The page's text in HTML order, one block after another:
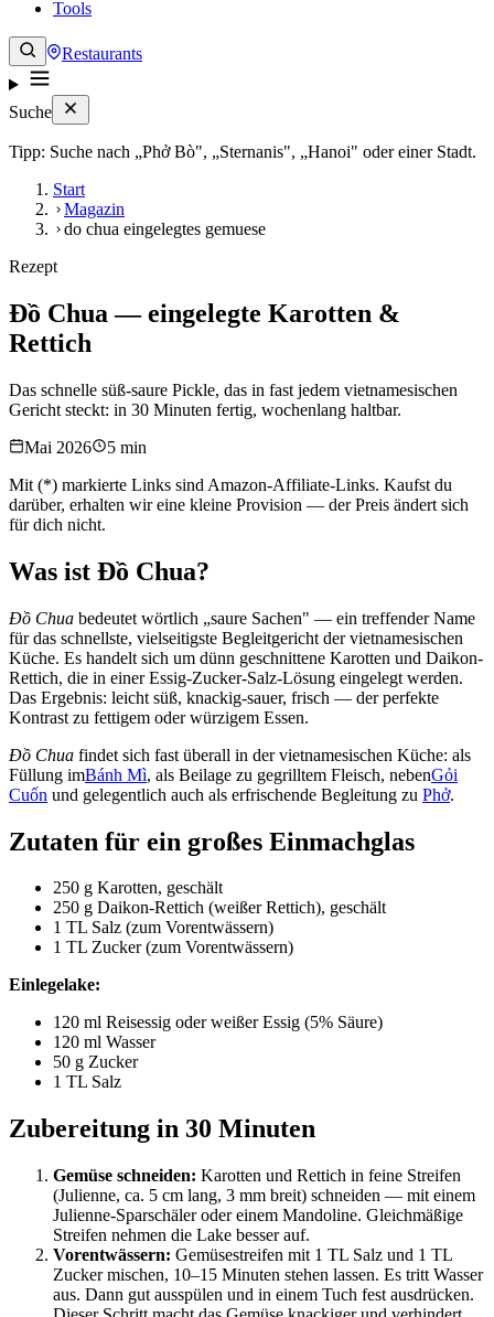
Tools
Restaurants
Suche
Tipp: Suche nach „Phở Bò", „Sternanis", „Hanoi" oder einer Stadt.
Start
Magazin
do chua eingelegtes gemuese
Rezept
Đồ Chua — eingelegte Karotten &
Rettich
Das schnelle süß-saure Pickle, das in fast jedem vietnamesischen
Gericht steckt: in 30 Minuten fertig, wochenlang haltbar.
Mai 2026
5 min
Mit (*) markierte Links sind Amazon-Affiliate-Links. Kaufst du
darüber, erhalten wir eine kleine Provision — der Preis ändert sich
für dich nicht.
Was ist Đồ Chua?
Đồ Chua bedeutet wörtlich „saure Sachen" — ein treffender Name
für das schnellste, vielseitigste Begleitgericht der vietnamesischen
Küche. Es handelt sich um dünn geschnittene Karotten und Daikon-
Rettich, die in einer Essig-Zucker-Salz-Lösung eingelegt werden.
Das Ergebnis: leicht süß, knackig-sauer, frisch — der perfekte
Kontrast zu fettigem oder würzigem Essen.
Đồ Chua findet sich fast überall in der vietnamesischen Küche: als
Füllung imBánh Mì, als Beilage zu gegrilltem Fleisch, nebenGỏi
Cuốn und gelegentlich auch als erfrischende Begleitung zu Phở.
Zutaten für ein großes Einmachglas
250 g Karotten, geschält
250 g Daikon-Rettich (weißer Rettich), geschält
1 TL Salz (zum Vorentwässern)
1 TL Zucker (zum Vorentwässern)
Einlegelake:
120 ml Reisessig oder weißer Essig (5% Säure)
120 ml Wasser
50 g Zucker
1 TL Salz
Zubereitung in 30 Minuten
Gemüse schneiden: Karotten und Rettich in feine Streifen
(Julienne, ca. 5 cm lang, 3 mm breit) schneiden — mit einem
Julienne-Sparschäler oder einem Mandoline. Gleichmäßige
Streifen nehmen die Lake besser auf.
Vorentwässern: Gemüsestreifen mit 1 TL Salz und 1 TL
Zucker mischen, 10–15 Minuten stehen lassen. Es tritt Wasser
aus. Dann gut ausspülen und in einem Tuch fest ausdrücken.